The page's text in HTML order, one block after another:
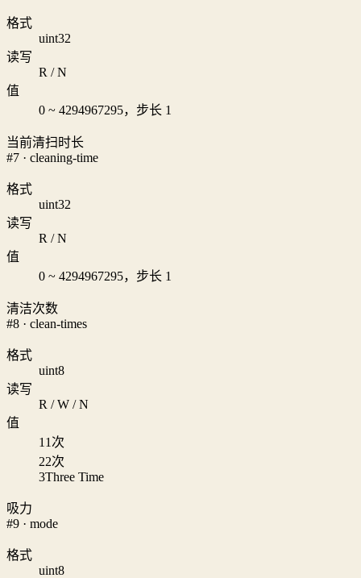
格式
uint32
读写
R / N
值
0 ~ 4294967295，步长 1
当前清扫时长
#7 · cleaning-time
格式
uint32
读写
R / N
值
0 ~ 4294967295，步长 1
清洁次数
#8 · clean-times
格式
uint8
读写
R / W / N
值
1 1次
22次
3Three Time
吸力
#9 · mode
格式
uint8